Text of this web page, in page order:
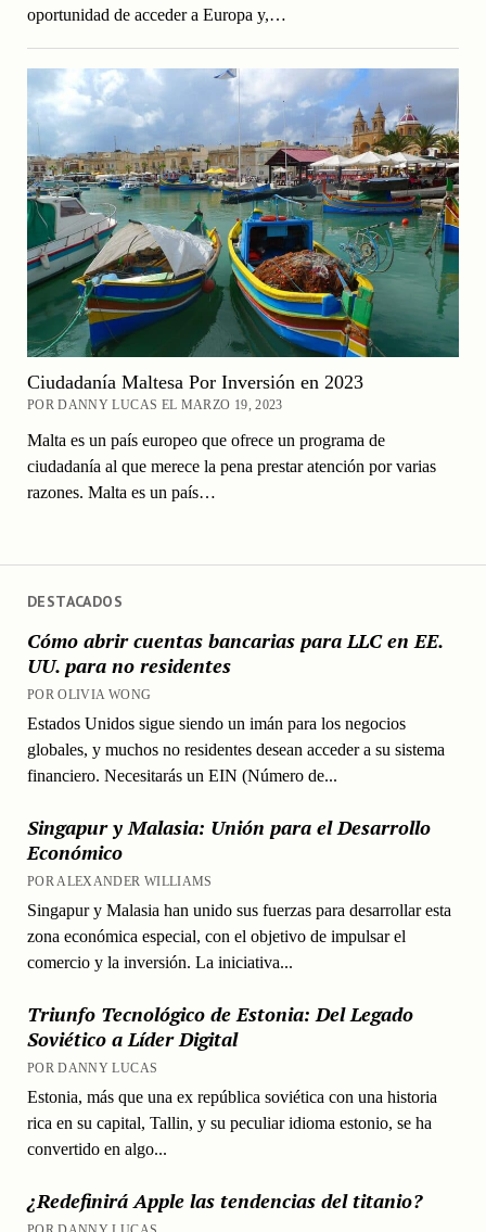
DESTACADOS
Cómo abrir cuentas bancarias para LLC en EE.
UU. para no residentes
POR OLIVIA WONG
Estados Unidos sigue siendo un imán para los negocios
globales, y muchos no residentes desean acceder a su sistema
financiero. Necesitarás un EIN (Número de...
Singapur y Malasia: Unión para el Desarrollo
Económico
POR ALEXANDER WILLIAMS
Singapur y Malasia han unido sus fuerzas para desarrollar esta
zona económica especial, con el objetivo de impulsar el
comercio y la inversión. La iniciativa...
Triunfo Tecnológico de Estonia: Del Legado
Soviético a Líder Digital
POR DANNY LUCAS
Estonia, más que una ex república soviética con una historia
rica en su capital, Tallin, y su peculiar idioma estonio, se ha
convertido en algo...
¿Redefinirá Apple las tendencias del titanio?
oportunidad de acceder a Europa y,…
Ciudadanía Maltesa Por Inversión en 2023
POR DANNY LUCAS EL MARZO 19, 2023
Malta es un país europeo que ofrece un programa de
ciudadanía al que merece la pena prestar atención por varias
razones. Malta es un país…